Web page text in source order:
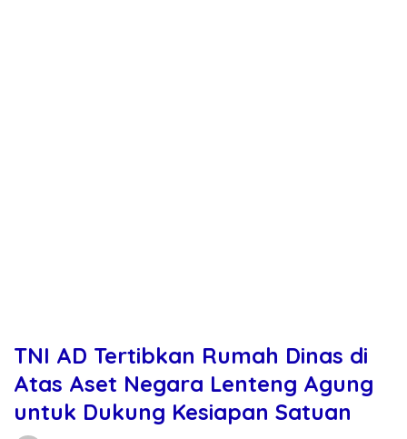
TNI AD Tertibkan Rumah Dinas di
Atas Aset Negara Lenteng Agung
untuk Dukung Kesiapan Satuan